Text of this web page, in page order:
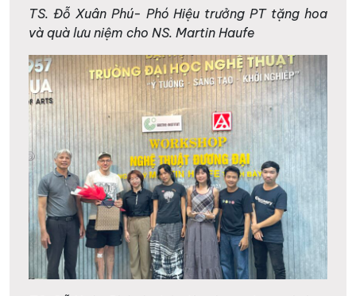
TS. Đỗ Xuân Phú- Phó Hiệu trưởng PT tặng hoa
và quà lưu niệm cho NS. Martin Haufe